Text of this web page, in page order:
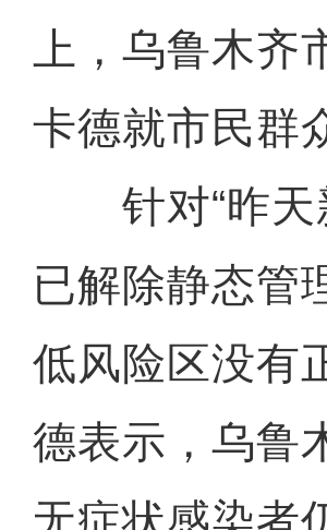
上，乌鲁木
卡德就市民群
针对“昨天
已解除静态管
低风险区没有
德表示，乌鲁
无症状感染者